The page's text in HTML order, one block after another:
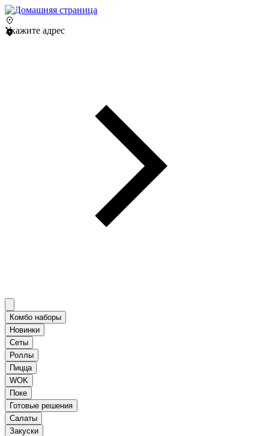
Укажите адрес
Комбо наборы
Новинки
Сеты
Роллы
Пицца
WOK
Поке
Готовые решения
Салаты
Закуски